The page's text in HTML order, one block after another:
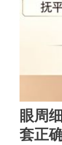
眼周
套正